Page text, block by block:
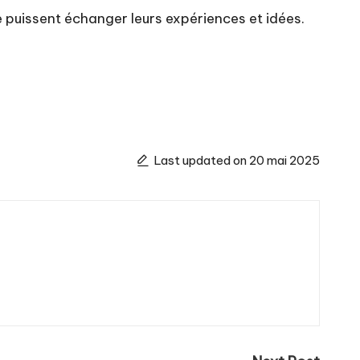
échanger leurs expériences et idées.
Last updated on 20 mai 2025